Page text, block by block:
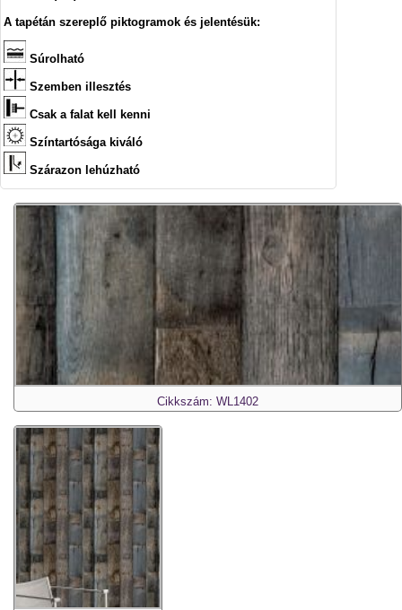
A tapétán szereplő piktogramok és jelentésük:
Súrolható
Szemben illesztés
Csak a falat kell kenni
Színtartósága kiváló
Szárazon lehúzható
Cikkszám: WL1402